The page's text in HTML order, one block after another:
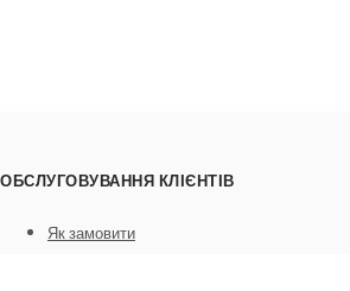
ОБСЛУГОВУВАННЯ КЛІЄНТІВ
Як замовити